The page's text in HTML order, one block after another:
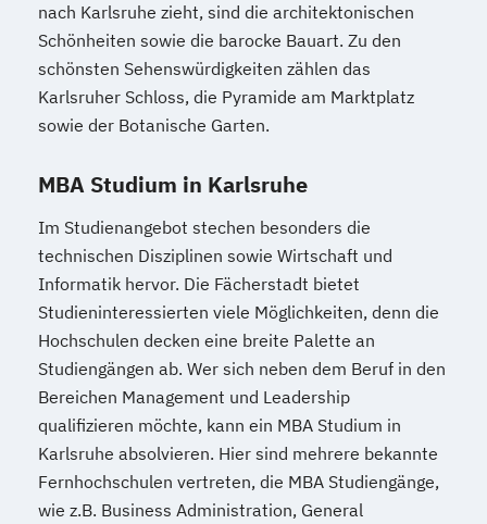
nach Karlsruhe zieht, sind die architektonischen
Schönheiten sowie die barocke Bauart. Zu den
schönsten Sehenswürdigkeiten zählen das
Karlsruher Schloss, die Pyramide am Marktplatz
sowie der Botanische Garten.
MBA Studium in Karlsruhe
Im Studienangebot stechen besonders die
technischen Disziplinen sowie Wirtschaft und
Informatik hervor. Die Fächerstadt bietet
Studieninteressierten viele Möglichkeiten, denn die
Hochschulen decken eine breite Palette an
Studiengängen ab. Wer sich neben dem Beruf in den
Bereichen Management und Leadership
qualifizieren möchte, kann ein MBA Studium in
Karlsruhe absolvieren. Hier sind mehrere bekannte
Fernhochschulen vertreten, die MBA Studiengänge,
wie z.B. Business Administration, General